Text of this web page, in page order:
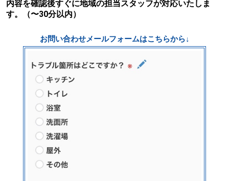
内容を確認後すぐに地域の担当スタッフが対応いたしま
す。（〜30分以内）
お問い合わせメールフォームはこちらから↓